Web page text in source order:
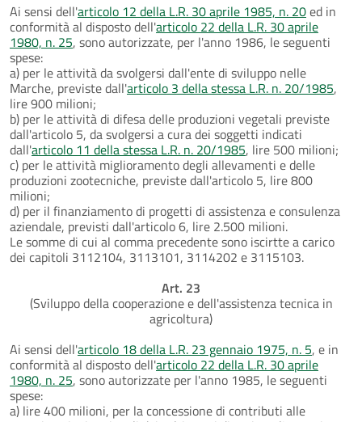
Ai sensi dell'articolo 12 della L.R. 30 aprile 1985, n. 20ed in
conformità al disposto dell'articolo 22 della L.R. 30 aprile
1980, n. 25, sono autorizzate, per l'anno 1986, le seguenti
spese:
a) per le attività da svolgersi dall'ente di sviluppo nelle
Marche, previste dall'articolo 3 della stessa L.R. n. 20/1985,
lire 900 milioni;
b) per le attività di difesa delle produzioni vegetali previste
dall'articolo 5, da svolgersi a cura dei soggetti indicati
dall'articolo 11 della stessa L.R. n. 20/1985, lire 500 milioni;
c) per le attività miglioramento degli allevamenti e delle
produzioni zootecniche, previste dall'articolo 5, lire 800
milioni;
d) per il finanziamento di progetti di assistenza e consulenza
aziendale, previsti dall'articolo 6, lire 2.500 milioni.
Le somme di cui al comma precedente sono iscirtte a carico
dei capitoli 3112104, 3113101, 3114202 e 3115103.
Art. 23
(Sviluppo della cooperazione e dell'assistenza tecnica in
agricoltura)
Ai sensi dell'articolo 18 della L.R. 23 gennaio 1975, n. 5, e in
conformità al disposto dell'articolo 22 della L.R. 30 aprile
1980, n. 25, sono autorizzate per l'anno 1985, le seguenti
spese:
a) lire 400 milioni, per la concessione di contributi alle